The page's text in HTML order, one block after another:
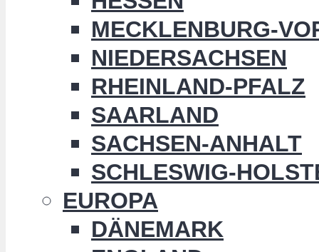
MECKLENBURG-
NIEDERSACHSEN
RHEINLAND-PFALZ
SAARLAND
SACHSEN-ANHALT
SCHLESWIG-
EUROPA
DÄNEMARK